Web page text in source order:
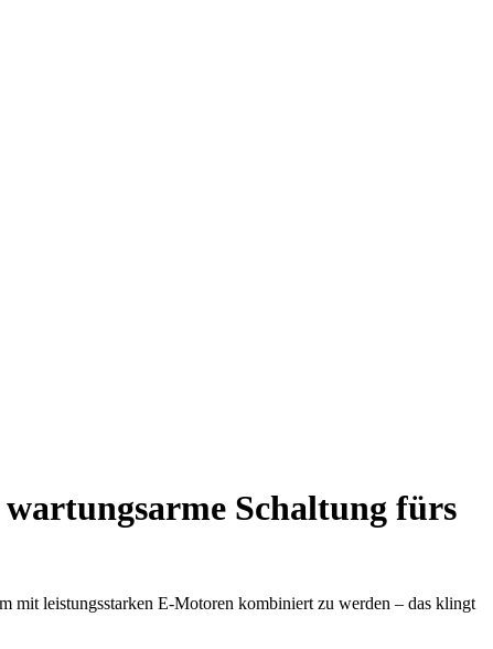
Schaltung fürs
mit leistungsstarken E-Motoren kombiniert zu werden – das klingt